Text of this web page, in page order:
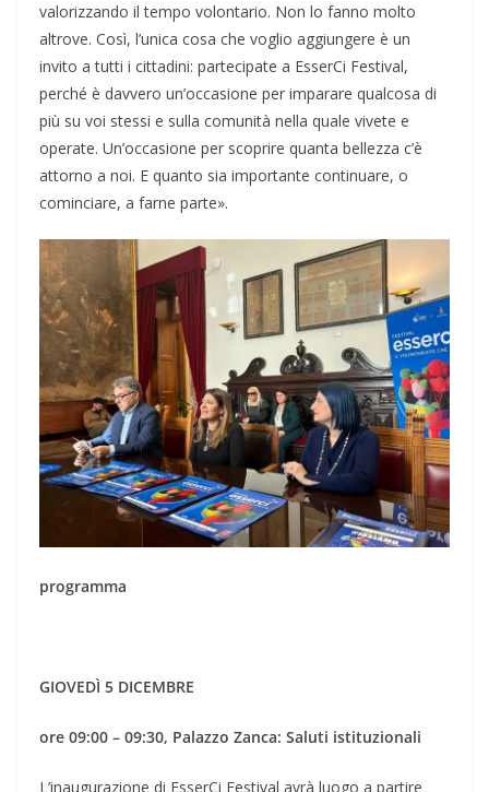
valorizzando il tempo volontario. Non lo fanno molto
altrove. Così, l’unica cosa che voglio aggiungere è un
invito a tutti i cittadini: partecipate a EsserCi Festival,
perché è davvero un’occasione per imparare qualcosa di
più su voi stessi e sulla comunità nella quale vivete e
operate. Un’occasione per scoprire quanta bellezza c’è
attorno a noi. E quanto sia importante continuare, o
cominciare, a farne parte».
programma
GIOVEDÌ 5 DICEMBRE
ore 09:00 – 09:30, Palazzo Zanca: Saluti istituzionali
L’inaugurazione di EsserCi Festival avrà luogo a partire